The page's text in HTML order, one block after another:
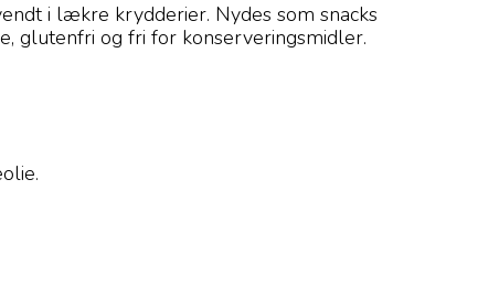
i lækre krydderier. Nydes som snacks
glutenfri og fri for konserveringsmidler.